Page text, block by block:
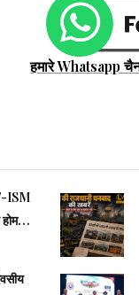
हमारे Whatsapp
ISM